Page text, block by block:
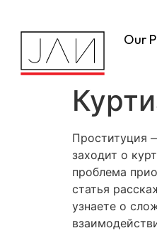
Our
Проституция
заходит о
проблема
статья
узнаете о